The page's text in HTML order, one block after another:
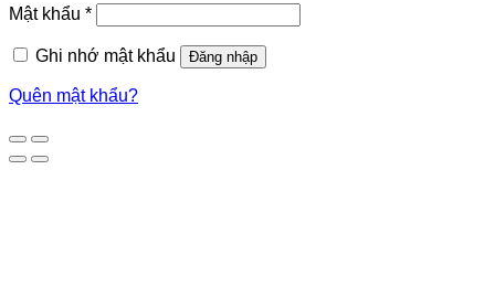
Mật khẩu *
Ghi nhớ mật khẩu Đăng nhập
Quên mật khẩu?